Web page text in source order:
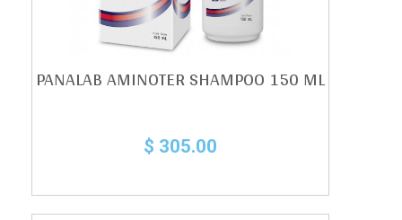
PANALAB AMINOTER SHAMPOO 150 ML
$ 305.00